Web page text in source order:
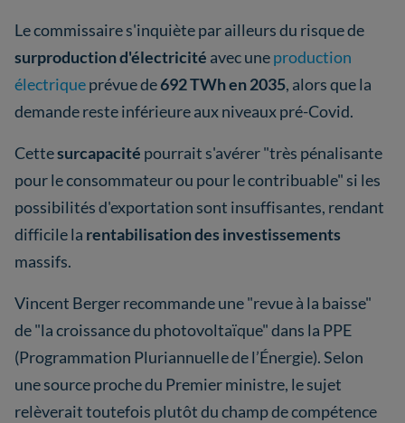
Le commissaire s'inquiète par ailleurs du risque de
surproduction d'électricité avec uneproduction
électriqueprévue de692 TWh en 2035, alors que la
demande reste inférieure aux niveaux pré-Covid.
Cettesurcapacité pourrait s'avérer "très pénalisante
pour le consommateur ou pour le contribuable" si les
possibilités d'exportation sont insuffisantes, rendant
difficile la rentabilisation des investissements
massifs.
Vincent Berger recommande une "revue à la baisse"
de "la croissance du photovoltaïque" dans la PPE
(Programmation Pluriannuelle de l’Énergie). Selon
une source proche du Premier ministre, le sujet
relèverait toutefois plutôt du champ de compétence